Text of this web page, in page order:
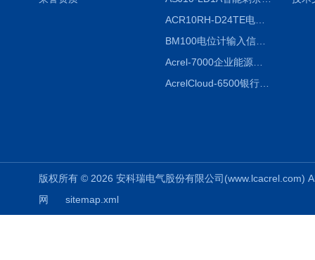
ACR10RH-D24TE电力仪表外置开口式互感器
BM100电位计输入信号隔离器
Acrel-7000企业能源管控平台
AcrelCloud-6500银行业安全用电能耗云平台
版权所有 © 2026 安科瑞电气股份有限公司
网
sitemap.xml